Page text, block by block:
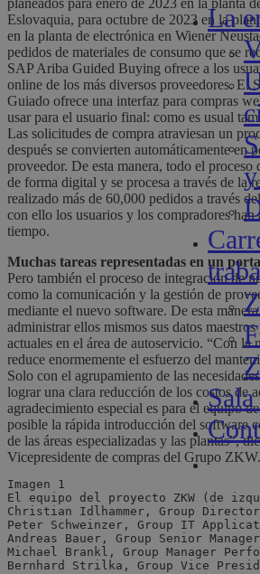
La
planeados para enero de 2023 en la planta
Eslovaquia, para octubre de 2023 en la
en la planta de electrónica en Wiener
pedidos de materiales de consumo que se
SAP Ariba Guided Buying ofrece a los
online de los más diversos proveedores. El
Guiado ofrece una interfaz para compras
usar para el usuario final: como es usual
Las solicitudes de compra atraviesan un
después se convierten automáticamente en
proveedor. De esta manera, todo el proceso
de forma digital y se procesa a través de la
realizado más de 60,000 pedidos a través
con ello los usuarios y los compradores han
tiempo.
Muchas tareas representadas en un
Pero también el proceso de integración de
como la comunicación y la gestión de
mediante el nuevo software. De esta
administrar ellos mismos sus datos
actuales en el área de autoservicio. “Con la
reduce enormemente el esfuerzo del
Solo con el agrupamiento de las
lograr una clara reducción de los costos de
agradecimiento especial es para el equipo
posible la rápida introducción del software
de las áreas especializadas y las plantas”,
Vicepresidente de compras del Grupo ZKW.
Imagen 1
El equipo del proyecto ZKW (de
Christian Idlhammer, Group
Peter Schweinzer, Group IT
Andreas Bauer, Group Senior
Michael Brankl, Group Manager
Bernhard Strilka, Group Vice